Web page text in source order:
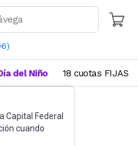
)
Capital Federal
cuando
del Niño 18 cuotas FIJAS